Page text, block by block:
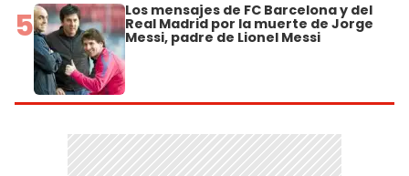
5 Los mensajes de FC Barcelona y del
Real Madrid por la muerte de Jorge
Messi, padre de Lionel Messi